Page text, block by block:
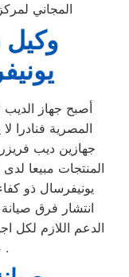
المجاني
وكيل
أصبح جهاز
المصرية فنادرا
جهازين ديب
المنتجات مبيعا
يونيفرسال ذو
انتشار فرق
الدعم اللازم لكل
صيانة غسالة يونيفرسال .